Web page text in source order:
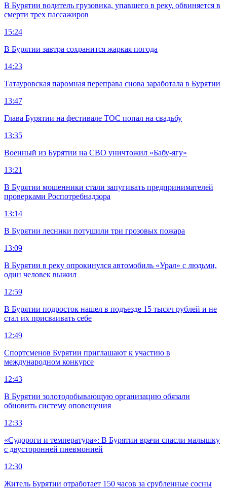
В Бурятии водитель грузовика, упавшего в реку, обвиняется в
смерти трех пассажиров
15:24
В Бурятии завтра сохранится жаркая погода
14:23
Татауровская паромная переправа снова заработала в Бурятии
13:47
Глава Бурятии на фестивале ТОС попал на свадьбу
13:35
Военный из Бурятии на СВО уничтожил «Бабу-ягу»
13:21
В Бурятии мошенники стали запугивать предпринимателей
проверками Роспотребнадзора
13:14
В Бурятии лесники потушили три грозовых пожара
13:09
В Бурятии в реку опрокинулся автомобиль «Урал» с людьми,
один человек выжил
12:59
В Бурятии подросток нашел в подъезде 15 тысяч рублей и не
стал их присваивать себе
12:49
Спортсменов Бурятии приглашают к участию в
международном конкурсе
12:43
В Бурятии золотодобывающую организацию обязали
обновить систему оповещения
12:33
«Судороги и температура»: В Бурятии врачи спасли малышку
с двусторонней пневмонией
12:30
Житель Бурятии отработает 150 часов за срубленные сосны